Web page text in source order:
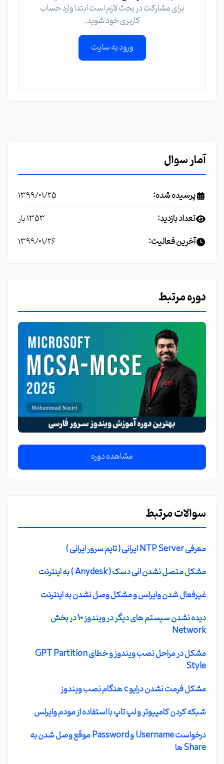
برای مشارکت در بحث لازم است ابتدا وارد حساب
کاربری خود شوید.
ورود به سایت
آمار سوال
پرسیده شده: 1399/01/25
تعداد بازدید: 1353 بار
آخرین فعالیت: 1399/01/26
دوره مرتبط
مشاهده دوره
سوالات مرتبط
معرفی NTP Server ایرانی ( تایم سرور ایرانی )
مشکل متصل نشدن انی دسک ( Anydesk ) به اینترنت
غیرفعال شدن وایرلس و مشکل وصل نشدن به اینترنت
دیده نشدن سیستم های دیگر در ویندوز 10 در بخش
Network
مشکل در مراحل نصب ویندوز و خطای GPT Partition
Style
مشکل فرمت نشدن درایو c هنگام نصب ویندوز
شبکه کردن کامپیوتر و لپ تاپ با استفاده از مودم وایرلس
درخواست Username و Password موقع وصل شدن به
Share ها